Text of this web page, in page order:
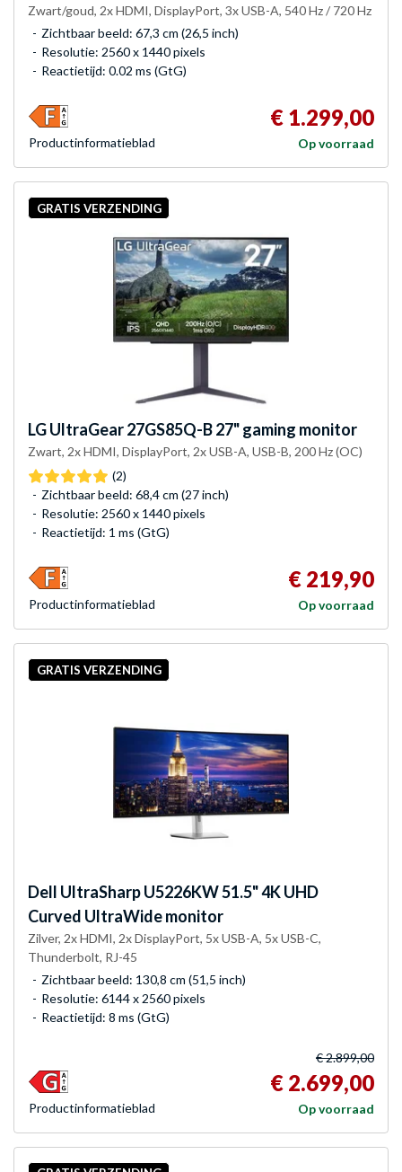
Zwart/goud, 2x HDMI, DisplayPort, 3x USB-A, 540 Hz / 720 Hz
Zichtbaar beeld: 67,3 cm (26,5 inch)
Resolutie: 2560 x 1440 pixels
Reactietijd: 0.02 ms (GtG)
€ 1.299,00
Op voorraad
Product­informatieblad
GRATIS VERZENDING
LGUltraGear 27GS85Q-B 27" gaming monitor
Zwart, 2x HDMI, DisplayPort, 2x USB-A, USB-B, 200 Hz (OC)
(2)
Zichtbaar beeld: 68,4 cm (27 inch)
Resolutie: 2560 x 1440 pixels
Reactietijd: 1 ms (GtG)
€ 219,90
Op voorraad
Product­informatieblad
GRATIS VERZENDING
Dell UltraSharp U5226KW 51.5" 4K UHD
Curved UltraWide monitor
Zilver, 2x HDMI, 2x DisplayPort, 5x USB-A, 5x USB-C,
Thunderbolt, RJ-45
Zichtbaar beeld: 130,8 cm (51,5 inch)
Resolutie: 6144 x 2560 pixels
Reactietijd: 8 ms (GtG)
€ 2.899,00
€ 2.699,00
Op voorraad
Product­informatieblad